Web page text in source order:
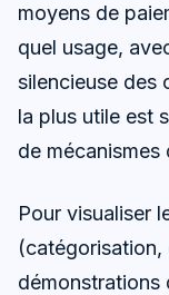
moyens de
quel usage,
silencieuse des
la plus utile est
de
Pour visualiser
(catégorisation,
démonstrations